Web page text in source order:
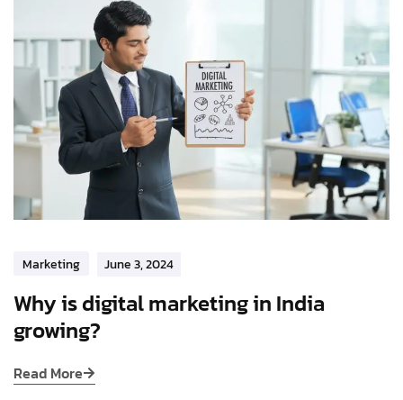
Marketing June 3, 2024
Why is digital marketing in India
growing?
Read More